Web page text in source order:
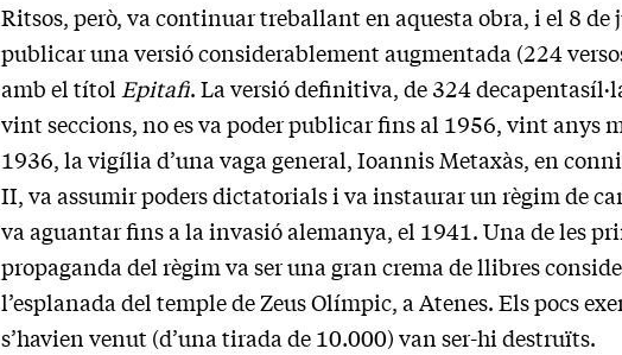
Ritsos, però, va continuar treballant en aquesta obra, i el 8 de
publicar una versió considerablement augmentada (224
amb el títolEpitafi. La versió definitiva, de 324
vint seccions, no es va poder publicar fins al 1956, vint anys
1936, la vigília d’una vaga general, Ioannis Metaxàs, en
II, va assumir poders dictatorials i va instaurar un règim de
va aguantar fins a la invasió alemanya, el 1941. Una de les
propaganda del règim va ser una gran crema de llibres
l’esplanada del temple de Zeus Olímpic, a Atenes. Els pocs
s’havien venut (d’una tirada de 10.000) van ser-hi destruïts.